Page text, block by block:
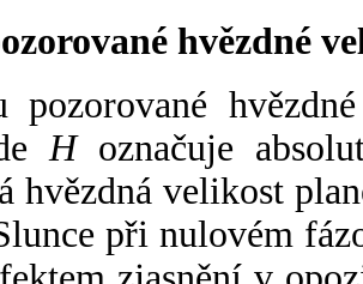
hvězdné
pozorované
Hoznačuje
hvězdná velikost
při nulovém